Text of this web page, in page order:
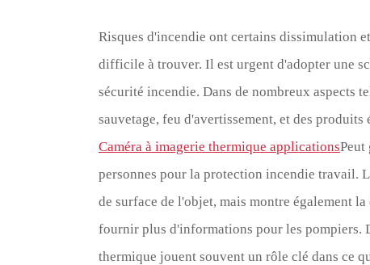
Risques d'incendie ont certains dissimulation
difficile à trouver. Il est urgent d'adopter une
sécurité incendie. Dans de nombreux aspects
sauvetage, feu d'avertissement, et des
Caméra à imagerie thermique applicationsPeut
personnes pour la protection incendie travail.
de surface de l'objet, mais montre également
fournir plus d'informations pour les pompiers.
thermique jouent souvent un rôle clé dans ce